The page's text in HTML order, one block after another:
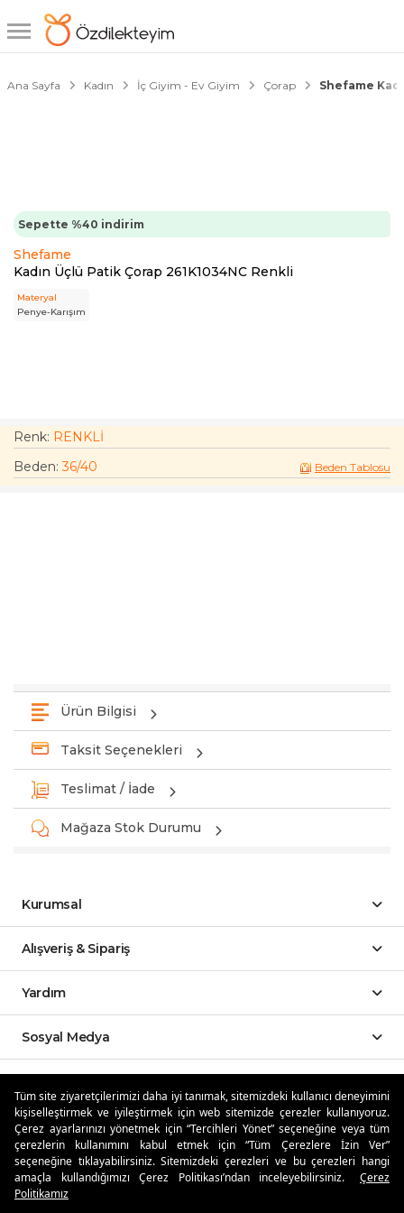
Tüm site ziyaretçilerimizi daha iyi tanımak, sitemizdeki kullanıcı deneyimini
kişiselleştirmek ve iyileştirmek için web sitemizde çerezler kullanıyoruz.
Çerez ayarlarınızı yönetmek için “Tercihleri Yönet” seçeneğine veya tüm
çerezlerin kullanımını kabul etmek için “Tüm Çerezlere İzin Ver”
seçeneğine tıklayabilirsiniz. Sitemizdeki çerezleri ve bu çerezleri hangi
amaçla kullandığımızı Çerez Politikası’ndan inceleyebilirsiniz.
Çerez
Politikamız
Ana Sayfa Kadın İç Giyim - Ev Giyim Çorap Shefame
Sepette %40 indirim
Shefame
Kadın Üçlü Patik Çorap 261K1034NC Renkli
Materyal
Penye-Karışım
1/4
Renk: RENKLİ
Beden:36/40 Beden Tablosu
Ürün Bilgisi
Taksit Seçenekleri
Teslimat / İade
Mağaza Stok Durumu
Kurumsal
Alışveriş & Sipariş
Yardım
Sosyal Medya
Özdilekteyim'de Taksit Avantajları
Güvenli Alışveriş